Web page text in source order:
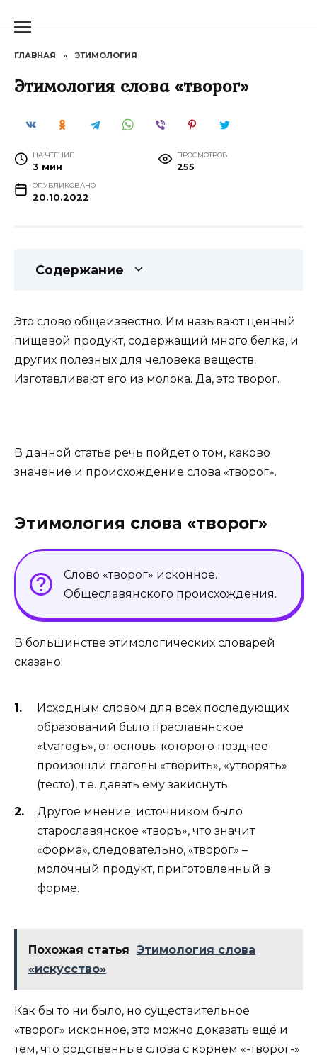
ГЛАВНАЯ » ЭТИМОЛОГИЯ
Этимология слова «творог»
НА ЧТЕНИЕ
3 мин
ПРОСМОТРОВ
255
ОПУБЛИКОВАНО
20.10.2022
Содержание
Это слово общеизвестно. Им называют ценный
пищевой продукт, содержащий много белка, и
других полезных для человека веществ.
Изготавливают его из молока. Да, это творог.
В данной статье речь пойдет о том, каково
значение и происхождение слова «творог».
Этимология слова «творог»
Слово «творог» исконное.
Общеславянского происхождения.
В большинстве этимологических словарей
сказано:
Исходным словом для всех последующих
образований было праславянское
«tvarogъ», от основы которого позднее
произошли глаголы «творить», «утворять»
(тесто), т.е. давать ему закиснуть.
Другое мнение: источником было
старославянское «творъ», что значит
«форма», следовательно, «творог» –
молочный продукт, приготовленный в
форме.
Похожая статья Этимология слова
«искусство»
Как бы то ни было, но существительное
«творог» исконное, это можно доказать ещё и
тем, что родственные слова с корнем «-творог-»